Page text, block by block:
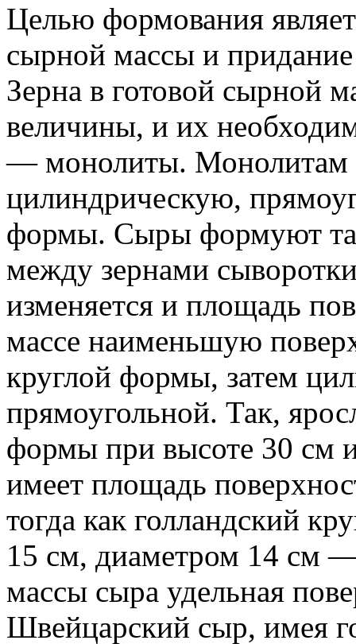
Целью формования
сырной массы и
Зерна в готовой сырной
величины, и их
— монолиты. Монолитам
цилиндрическую,
формы. Сыры формуют
между зернами
изменяется и площадь
массе наименьшую
круглой формы, затем
прямоугольной. Так,
формы при высоте 30 см
имеет площадь
тогда как голландский
15 см, диаметром 14 см
массы сыра удельная
Швейцарский сыр, имея